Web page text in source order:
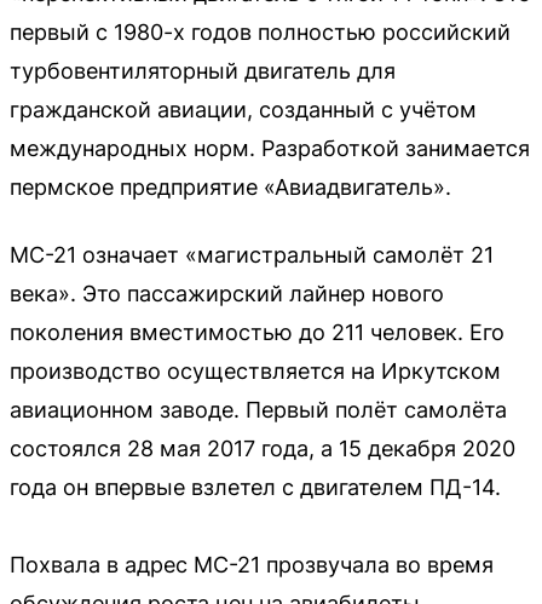
первый с 1980-х годов полностью российский
турбовентиляторный двигатель для
гражданской авиации, созданный с учётом
международных норм. Разработкой занимается
пермское предприятие «Авиадвигатель».
МС-21 означает «магистральный самолёт 21
века». Это пассажирский лайнер нового
поколения вместимостью до 211 человек. Его
производство осуществляется на Иркутском
авиационном заводе. Первый полёт самолёта
состоялся 28 мая 2017 года, а 15 декабря 2020
года он впервые взлетел с двигателем ПД-14.
Похвала в адрес МС-21 прозвучала во время